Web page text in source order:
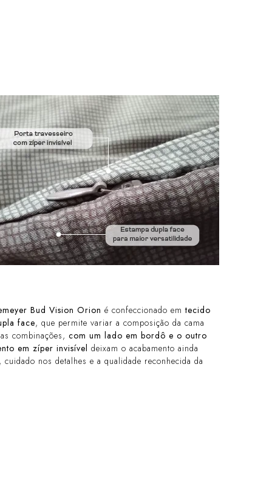
Bud Vision Orion é confeccionado emtecido
face, que permite variar a composição da cama
combinações,com um lado em bordô e o outro
em zíper invisível deixam o acabamento ainda
nos detalhes e a qualidade reconhecida da